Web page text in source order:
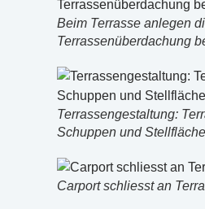
Beim Terrasse anlegen
Terrassenüberdachung
Terrassengestaltung:
Schuppen und Stellfläche
Carport schliesst an